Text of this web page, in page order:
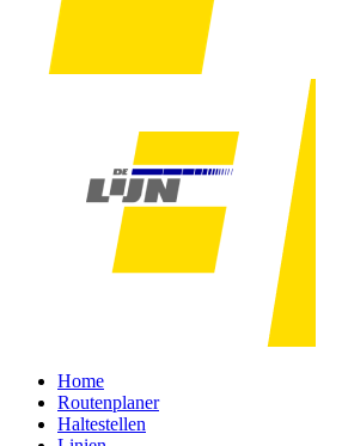
Home
Routenplaner
Haltestellen